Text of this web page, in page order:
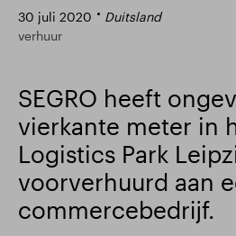
30 juli 2020
Duitsland
verhuur
SEGRO heeft
vierkante meter in
Logistics Park
voorverhuurd aan
commercebedrijf.